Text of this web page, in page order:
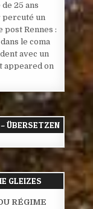
25 ans
percuté un
post Rennes :
le coma
avec un
appeared on
ÜBERSETZEN
GLEIZES
RÉGIME